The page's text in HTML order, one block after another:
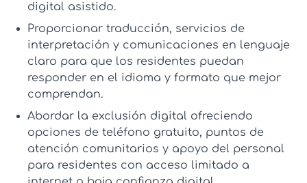
digital asistido.
Proporcionar traducción, servicios de
interpretación y comunicaciones en lenguaje
claro para que los residentes puedan
responder en el idioma y formato que mejor
comprendan.
Abordar la exclusión digital ofreciendo
opciones de teléfono gratuito, puntos de
atención comunitarios y apoyo del personal
para residentes con acceso limitado a